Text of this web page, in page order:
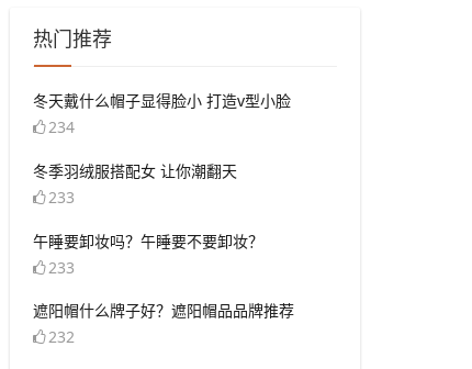
热门推荐
​冬天戴什么帽子显得脸小 打造v型小脸
234
​冬季羽绒服搭配女 让你潮翻天
233
​午睡要卸妆吗？午睡要不要卸妆？
233
​遮阳帽什么牌子好？遮阳帽品品牌推荐
232